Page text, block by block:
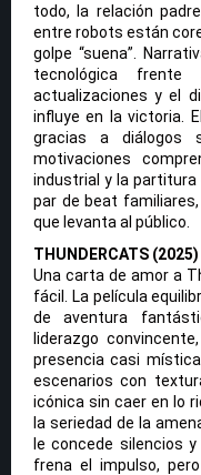
todo, la relación
entre robots están
golpe “suena”.
tecnológica
actualizaciones y el
influye en la victoria.
gracias a diálogos
motivaciones
industrial y la partitura
par de beat
que levanta al público.
THUNDERCATS (2025)
Una carta de amor a
fácil. La película
de aventura
liderazgo
presencia casi
escenarios con
icónica sin caer en lo
la seriedad de la
le concede silencios
frena el impulso,